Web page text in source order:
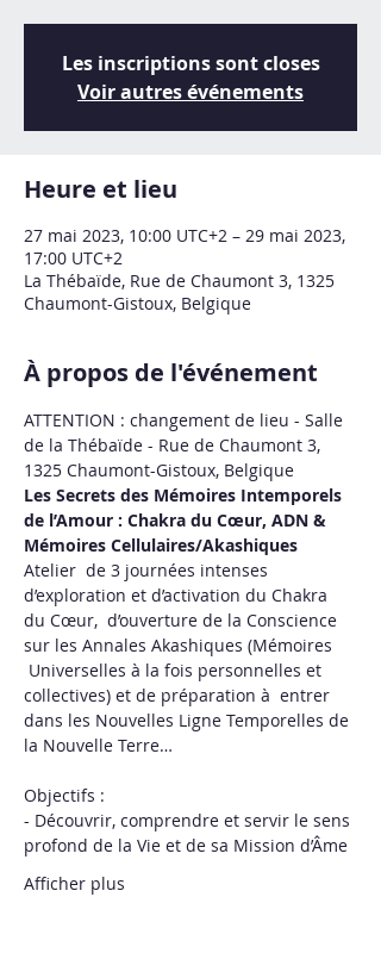
Les inscriptions sont closes
Voir autres événements
Heure et lieu
27 mai 2023, 10:00 UTC+2 – 29 mai 2023,
17:00 UTC+2
La Thébaïde, Rue de Chaumont 3, 1325
Chaumont-Gistoux, Belgique
À propos de l'événement
ATTENTION : changement de lieu - Salle
de la Thébaïde - Rue de Chaumont 3,
1325 Chaumont-Gistoux, Belgique
Les Secrets des Mémoires Intemporels
de l’Amour : Chakra du Cœur, ADN &
Mémoires Cellulaires/Akashiques
Atelier  de 3 journées intenses
d’exploration et d’activation du Chakra
du Cœur,  d’ouverture de la Conscience
sur les Annales Akashiques (Mémoires
Universelles à la fois personnelles et
collectives) et de préparation à  entrer
dans les Nouvelles Ligne Temporelles de
la Nouvelle Terre…
Objectifs :
- Découvrir, comprendre et servir le sens
profond de la Vie et de sa Mission d’Âme
Afficher plus